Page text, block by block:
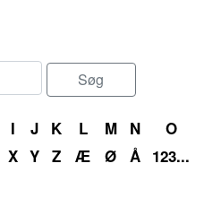
I J K L M N
O
X Y Z Æ Ø Å 123...